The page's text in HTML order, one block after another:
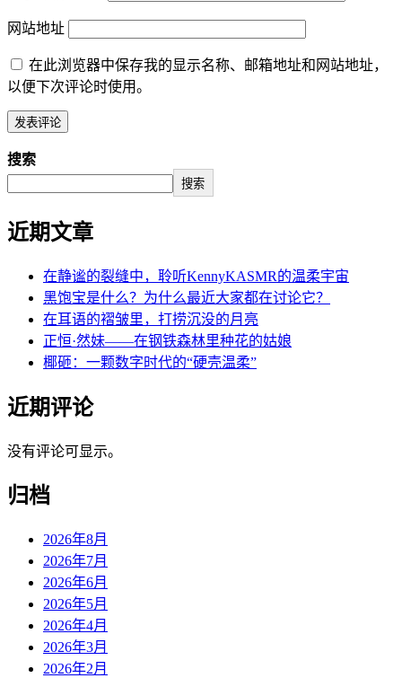
网站地址
在此浏览器中保存我的显示名称、邮箱地址和网站地址，
以便下次评论时使用。
搜索
搜索
近期文章
在静谧的裂缝中，聆听KennyKASMR的温柔宇宙
黑饱宝是什么？为什么最近大家都在讨论它？
在耳语的褶皱里，打捞沉没的月亮
正恒·然妹——在钢铁森林里种花的姑娘
椰砸：一颗数字时代的“硬壳温柔”
近期评论
没有评论可显示。
归档
2026年8月
2026年7月
2026年6月
2026年5月
2026年4月
2026年3月
2026年2月